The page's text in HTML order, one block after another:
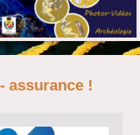
assurance !